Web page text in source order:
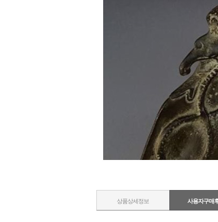
상품상세정보 사용자구매